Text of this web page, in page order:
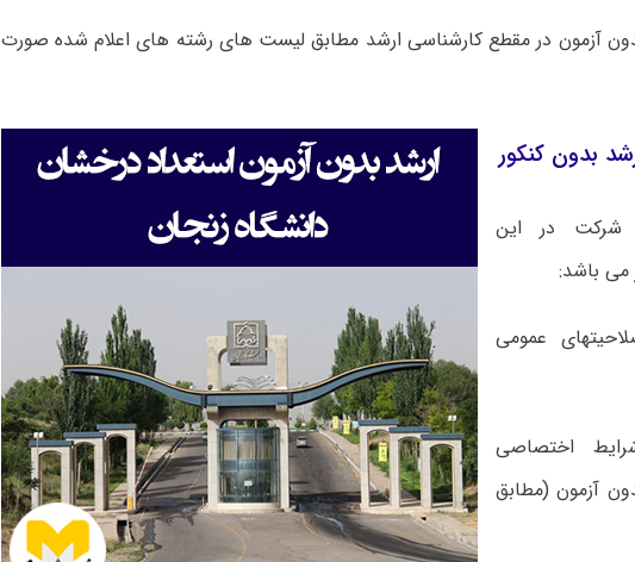
آزمون در مقطع کارشناسی ارشد مطابق لیست های رشته­ های اعلام شده صورت
بدون کنکور
شرکت در این
می باشد:
عمومی
اختصاصی
آزمون (مطابق